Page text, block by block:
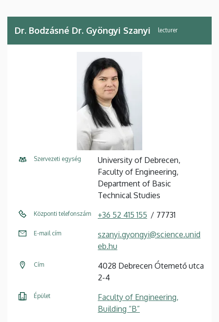
Dr. Bodzásné Dr. Gyöngyi Szanyi lecturer
Szervezeti egység
University of Debrecen,
Faculty of Engineering,
Department of Basic
Technical Studies
Központi telefonszám +36 52 415 155 77731
E-mail cím
szanyi.gyongyi@science.unid
eb.hu
Cím
4028 Debrecen Ótemető utca
2-4
Épület
Faculty of Engineering,
Building “B”